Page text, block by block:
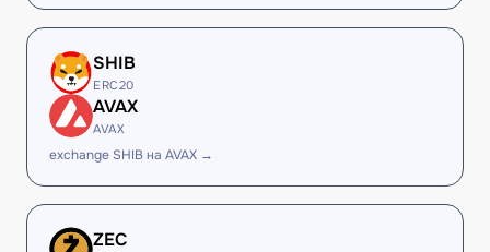
SHIB
ERC20
AVAX
AVAX
exchange SHIB на AVAX →
ZEC